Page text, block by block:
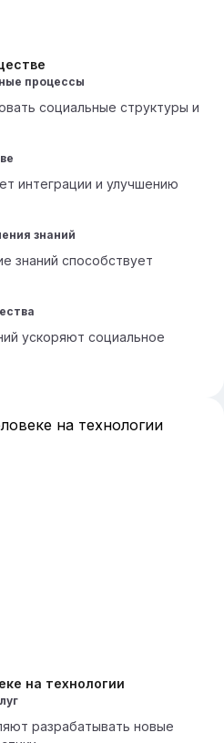
процессы
социальные структуры и
интеграции и улучшению
знаний
знаний способствует
ускоряют социальное
на технологии
разрабатывать новые